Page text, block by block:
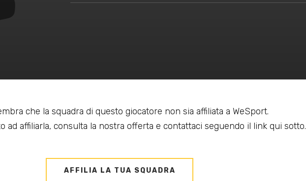
che la squadra di questo giocatore non sia affiliata a WeSport.
ad affiliarla, consulta la nostra offerta e contattaci seguendo il link qui sotto.
AFFILIA LA TUA SQUADRA